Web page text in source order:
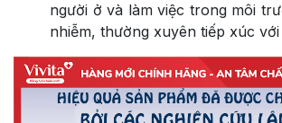
người ở và làm việc trong môi
nhiễm, thường xuyên tiếp xúc